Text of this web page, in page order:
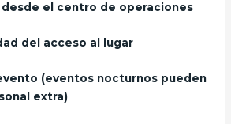
desde el centro de operaciones
del acceso al lugar
(eventos nocturnos pueden
extra)